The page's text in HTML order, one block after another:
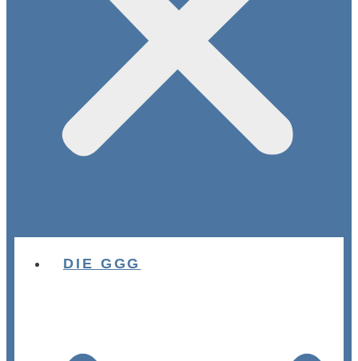
DIE GGG